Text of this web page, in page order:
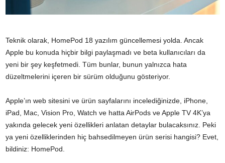
Teknik olarak, HomePod 18 yazılım güncellemesi yolda. Ancak
Apple bu konuda hiçbir bilgi paylaşmadı ve beta kullanıcıları da
yeni bir şey keşfetmedi. Tüm bunlar, bunun yalnızca hata
düzeltmelerini içeren bir sürüm olduğunu gösteriyor.
Apple’ın web sitesini ve ürün sayfalarını incelediğinizde, iPhone,
iPad, Mac, Vision Pro, Watch ve hatta AirPods ve Apple TV 4K’ya
yakında gelecek yeni özellikleri anlatan detaylar bulacaksınız. Peki
ya yeni özelliklerinden hiç bahsedilmeyen ürün serisi hangisi? Evet,
bildiniz: HomePod.